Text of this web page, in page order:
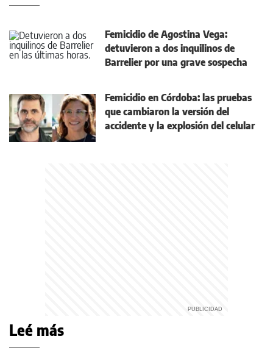
Femicidio de Agostina Vega:
detuvieron a dos inquilinos de
Barrelier por una grave sospecha
Femicidio en Córdoba: las pruebas
que cambiaron la versión del
accidente y la explosión del celular
Leé más